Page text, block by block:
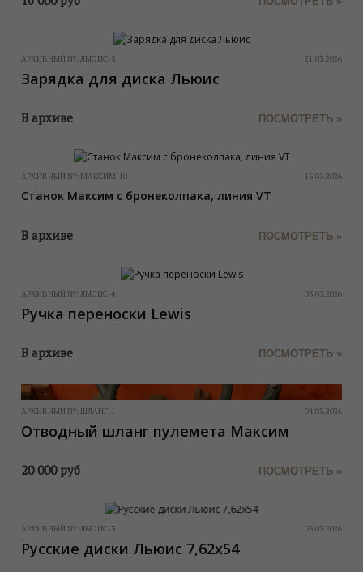
АРХИВНЫЙ №: ЛЬЮИС-5 21.03.2026
Зарядка для диска Льюис
В архиве ПОСМОТРЕТЬ »
АРХИВНЫЙ №: МАКСИМ-10 15.03.2026
Станок Максим с бронеколпака, линия VT
В архиве ПОСМОТРЕТЬ »
АРХИВНЫЙ №: ЛЬЮИС-4 05.03.2026
Ручка переноски Lewis
В архиве ПОСМОТРЕТЬ »
АРХИВНЫЙ №: ШЛАНГ-1 04.03.2026
Отводный шланг пулемета Максим
20 000руб ПОСМОТРЕТЬ »
АРХИВНЫЙ №: ЛЬЮИС-3 03.03.2026
Русские диски Льюис 7,62х54